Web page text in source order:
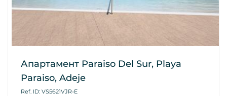
Апартамент Paraiso Del Sur, Playa
Paraiso, Adeje
Ref. ID: VS5621VJR-E